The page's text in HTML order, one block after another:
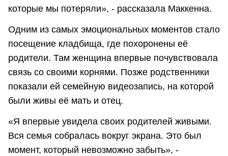
которые мы потеряли», - рассказала Маккенна.
Одним из самых эмоциональных моментов стало
посещение кладбища, где похоронены её
родители. Там женщина впервые почувствовала
связь со своими корнями. Позже родственники
показали ей семейную видеозапись, на которой
были живы её мать и отец.
«Я впервые увидела своих родителей живыми.
Вся семья собралась вокруг экрана. Это был
момент, который невозможно забыть», -